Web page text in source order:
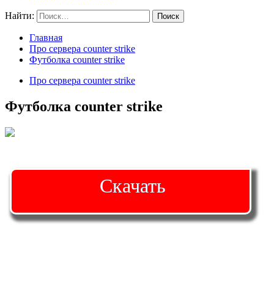
Найти:
Главная
Про сервера counter strike
Футболка counter strike
Про сервера counter strike
Футболка counter strike
Скачать